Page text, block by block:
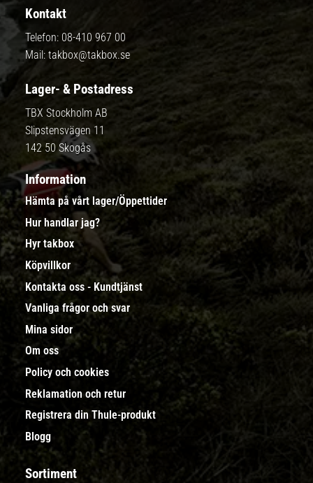
Kontakt
Telefon: 08-410 967 00
Mail: takbox@takbox.se
Lager- & Postadress
TBX Stockholm AB
Slipstensvägen 11
142 50 Skogås
Information
Hämta på vårt lager/Öppettider
Hur handlar jag?
Hyr takbox
Köpvillkor
Kontakta oss - Kundtjänst
Vanliga frågor och svar
Mina sidor
Om oss
Policy och cookies
Reklamation och retur
Registrera din Thule-produkt
Blogg
Sortiment